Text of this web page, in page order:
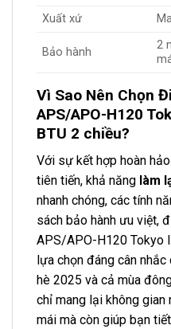
Xuất xứ
Bảo hành
2
Vì Sao Nên Chọn
APS/APO-H120
BTU 2 chiều?
Với sự kết hợp hoàn
tiên tiến, khả năng làm
nhanh chóng, các tính
sách bảo hành ưu việt,
APS/APO-H120 Tokyo
lựa chọn đáng cân
hè 2025 và cả mùa
chỉ mang lại không
mái mà còn giúp bạn